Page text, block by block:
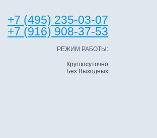
+7 (495) 235-03-07
+7 (916) 908-37-53
РЕЖИМ РАБОТЫ:
Круглосуточно
Без Выходных